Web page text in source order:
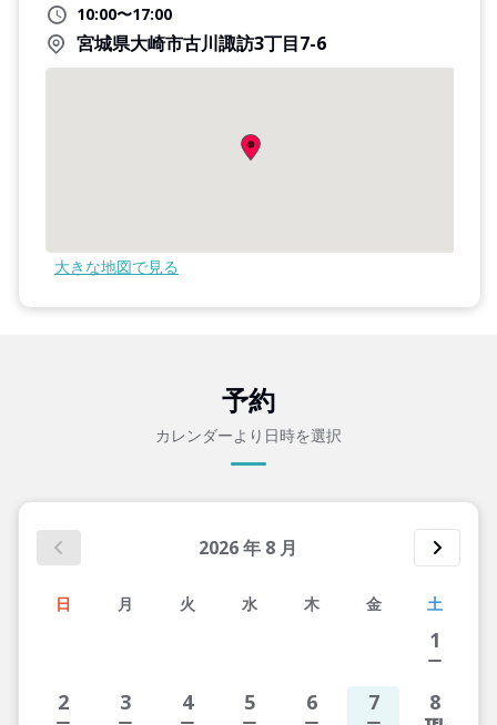
10:00〜17:00
宮城県大崎市古川諏訪3丁目7-6
大きな地図で見る
予約
カレンダーより日時を選択
2026年 8 月
日 月 火 水 木 金 土
1
2 3 4 5 6 7 8